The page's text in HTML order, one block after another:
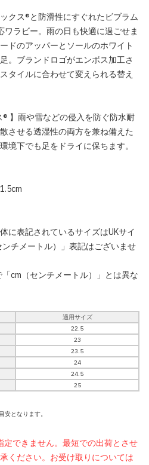
クス®と防滑性にすぐれたビブラム
ラビー。雨の日も快適に過ごせま
ドのアッパーとソールのホワイト
。ブランドロゴがエンボス加工さ
タイルに合わせて変えられる替え
® 】雨や雪などの侵入を防ぐ防水耐
させる透湿性の両方を兼ね備えた
境下でも足をドライに保ちます。
に表記されているサイズはUKサイ
チメートル）」表記はございませ
「cm（センチメートル）」とは異な
適用サイズ
22.5
23
23.5
24
24.5
25
となります。
できません。最短での出荷とさせ
ください。お受け取りについては